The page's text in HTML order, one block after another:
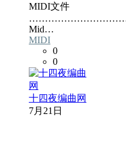
MIDI文件
Mid…
MIDI
0
0
十四夜编曲网
7月21日